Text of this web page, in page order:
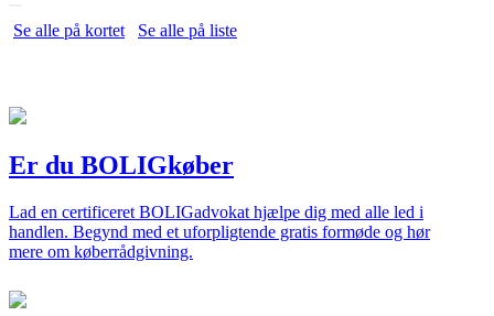
Se alle på kortet Se alle på liste
Er du BOLIGkøber
Lad en certificeret BOLIGadvokat hjælpe dig med alle led i
handlen. Begynd med et uforpligtende gratis formøde og hør
mere om køberrådgivning.